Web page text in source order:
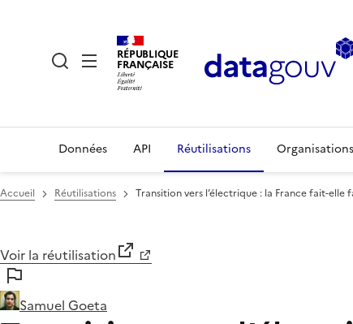
RÉPUBLIQUE
FRANÇAISE
Données API Réutilisations Organisations
Accueil Réutilisations Transition vers l’électrique : la France fait-elle
Voir la réutilisation
Samuel Goeta